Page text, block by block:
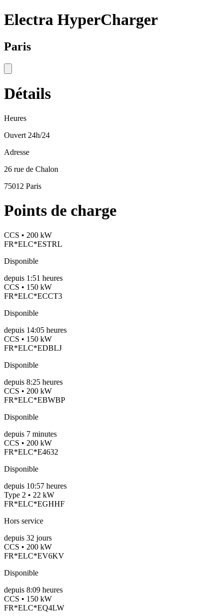
Electra HyperCharger
Paris
Détails
Heures
Ouvert 24h/24
Adresse
26 rue de Chalon
75012 Paris
Points de charge
CCS • 200 kW
FR*ELC*ESTRL
Disponible
depuis 1:51 heures
CCS • 150 kW
FR*ELC*ECCT3
Disponible
depuis 14:05 heures
CCS • 150 kW
FR*ELC*EDBLJ
Disponible
depuis 8:25 heures
CCS • 200 kW
FR*ELC*EBWBP
Disponible
depuis 7 minutes
CCS • 200 kW
FR*ELC*E4632
Disponible
depuis 10:57 heures
Type 2 • 22 kW
FR*ELC*EGHHF
Hors service
depuis 32 jours
CCS • 200 kW
FR*ELC*EV6KV
Disponible
depuis 8:09 heures
CCS • 150 kW
FR*ELC*EQ4LW